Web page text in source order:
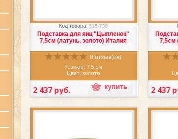
Код товара: 515-736
Подставка для яиц "Цыпленок"
7,5см (латунь, золото) Италия
0 отзыв(ов)
Размер: 7,5 см
Цвет: золото
Материал: латунь
Производитель: Италия
Прекраснаяподставка для яиц,
мастерами литейного дела из латуни
в очаровательном золотом цвете.
2 437 руб.
7,5см
в
дает
2 437